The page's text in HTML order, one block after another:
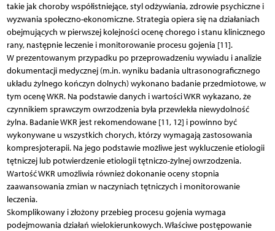
takie jak choroby współistniejące, styl odżywiania, zdrowie psychiczne i
wyzwania społeczno-ekonomiczne. Strategia opiera się na działaniach
obejmujących w pierwszej kolejności ocenę chorego i stanu klinicznego
rany, następnie leczenie i monitorowanie procesu gojenia [11].
W prezentowanym przypadku po przeprowadzeniu wywiadu i analizie
dokumentacji medycznej (m.in. wyniku badania ultrasonograficznego
układu żylnego kończyn dolnych) wykonano badanie przedmiotowe, w
tym ocenę WKR. Na podstawie danych i wartości WKR wykazano, że
czynnikiem sprawczym owrzodzenia była przewlekła niewydolność
żylna. Badanie WKR jest rekomendowane [11, 12] i powinno być
wykonywane u wszystkich chorych, którzy wymagają zastosowania
kompresjoterapii. Na jego podstawie możliwe jest wykluczenie etiologii
tętniczej lub potwierdzenie etiologii tętniczo-żylnej owrzodzenia.
Wartość WKR umożliwia również dokonanie oceny stopnia
zaawansowania zmian w naczyniach tętniczych i monitorowanie
leczenia.
Skomplikowany i złożony przebieg procesu gojenia wymaga
podejmowania działań wielokierunkowych. Właściwe postępowanie